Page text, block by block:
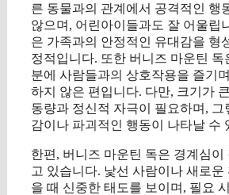
른 동물과의 관계에서 공격적인 행
않으며, 어린아이들과도 잘 어울립
은 가족과의 안정적인 유대감을 형
정적입니다. 또한 버니즈 마운틴 독
분에 사람들과의 상호작용을 즐기
하지 않은 편입니다. 다만, 크기가
동량과 정신적 자극이 필요하며, 그
감이나 파괴적인 행동이 나타날 수
한편, 버니즈 마운틴 독은 경계심이
고 있습니다. 낯선 사람이나 새로운
을 때 신중한 태도를 보이며, 필요